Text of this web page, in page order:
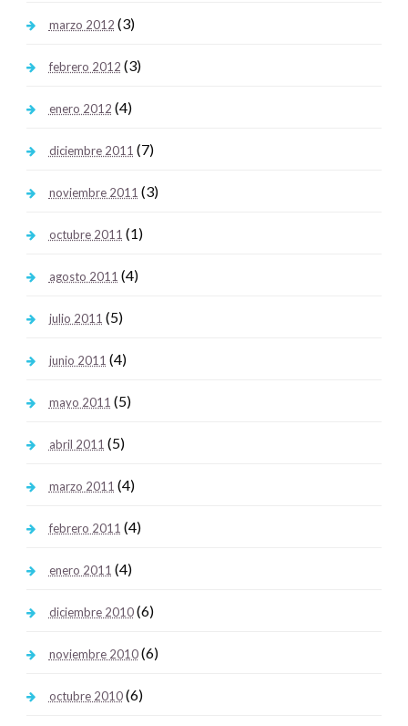
marzo 2012 (3)
febrero 2012 (3)
enero 2012 (4)
diciembre 2011 (7)
noviembre 2011 (3)
octubre 2011 (1)
agosto 2011 (4)
julio 2011 (5)
junio 2011 (4)
mayo 2011 (5)
abril 2011 (5)
marzo 2011 (4)
febrero 2011 (4)
enero 2011 (4)
diciembre 2010(6)
noviembre 2010(6)
octubre 2010(6)